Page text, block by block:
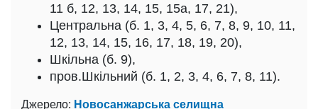
11 б, 12, 13, 14, 15, 15а, 17, 21),
Центральна (б. 1, 3, 4, 5, 6, 7, 8, 9, 10, 11,
12, 13, 14, 15, 16, 17, 18, 19, 20),
Шкільна (б. 9),
пров.Шкільний (б. 1, 2, 3, 4, 6, 7, 8, 11).
Джерело: Новосанжарська селищна